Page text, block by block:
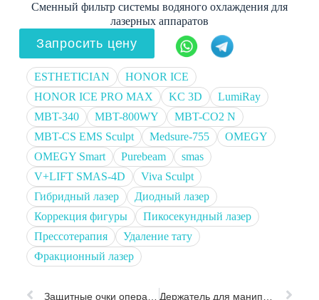
Сменный фильтр системы водяного охлаждения для
лазерных аппаратов
Запросить цену
ESTHETICIAN
HONOR ICE
HONOR ICE PRO MAX
KC 3D
LumiRay
MBT-340
MBT-800WY
MBT-CO2 N
MBT-CS EMS Sculpt
Medsure-755
OMEGY
OMEGY Smart
Purebeam
smas
V+LIFT SMAS-4D
Viva Sculpt
Гибридный лазер
Диодный лазер
Коррекция фигуры
Пикосекундный лазер
Прессотерапия
Удаление тату
Фракционный лазер